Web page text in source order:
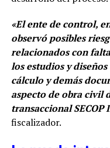
«El ente de control,
observó posibles
relacionados con
los estudios y
cálculo y demás
aspecto de obra civil
transaccional SECOP
fiscalizador.